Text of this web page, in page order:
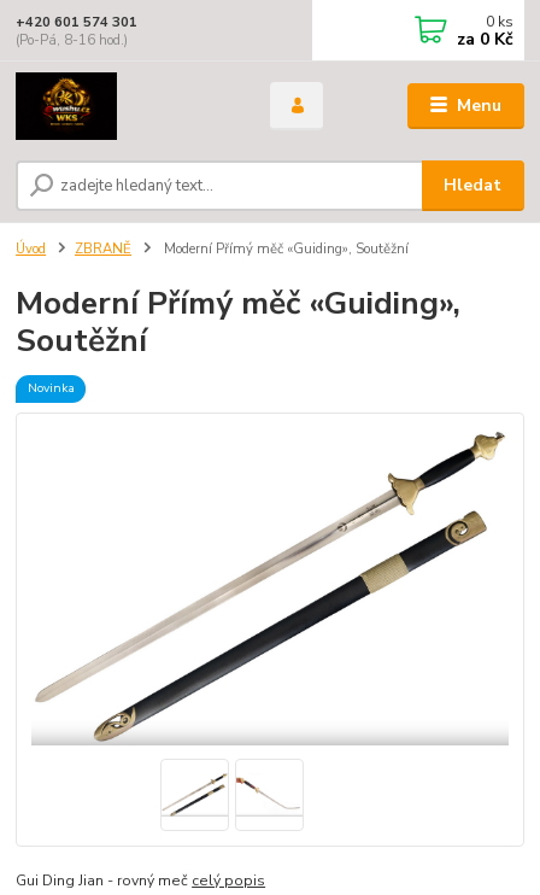
Menu
Hledat
+420 601 574 301
(Po-Pá, 8-16 hod.)
0 ks
za 0 Kč
Úvod ZBRANĚ Moderní Přímý měč «Guiding», Soutěžní
Moderní Přímý měč «Guiding»,
Soutěžní
Novinka
Gui Ding Jian - rovný meč celý popis